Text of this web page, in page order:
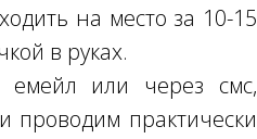
на место за 10-15
в руках.
или через смс,
проводим практически